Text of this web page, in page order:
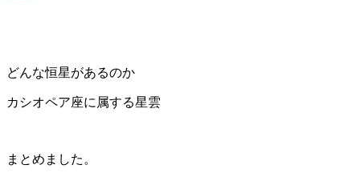
どんな恒星があるのか
カシオペア座に属する星雲
まとめました。